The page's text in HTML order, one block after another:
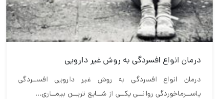
درمان انواع افسردگی به روش غیر دارویی
درمان انواع افسردگی به روش غیر دارویی افســردگی
یاســرماخوردگی روانــی یکــی از شــایع تریــن بیمــاری…